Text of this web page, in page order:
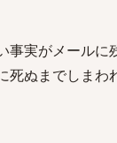
実がメールに
ぬまでしまわ